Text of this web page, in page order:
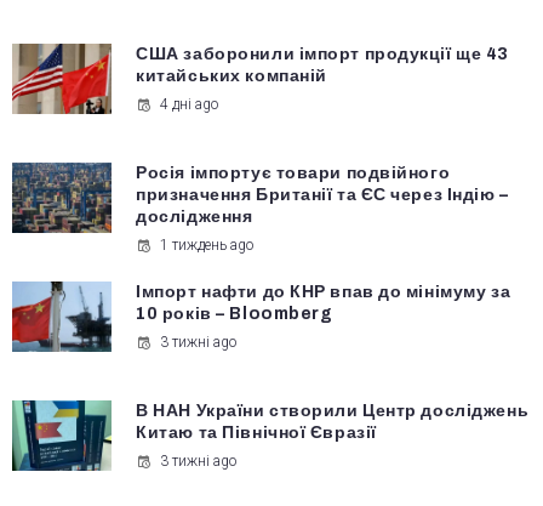
США заборонили імпорт продукції ще 43
китайських компаній
4 дні ago
Росія імпортує товари подвійного
призначення Британії та ЄС через Індію –
дослідження
1 тиждень ago
Імпорт нафти до КНР впав до мінімуму за
10 років – Bloomberg
3 тижні ago
В НАН України створили Центр досліджень
Китаю та Північної Євразії
3 тижні ago